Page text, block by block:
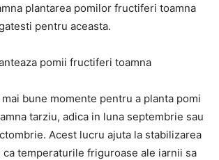
plantarea pomilor fructiferi toamna
pentru aceasta.
pomii fructiferi toamna
bune momente pentru a planta pomi
tarziu, adica in luna septembrie sau
Acest lucru ajuta la stabilizarea
temperaturile friguroase ale iarnii sa